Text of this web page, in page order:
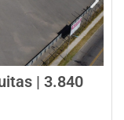
| 3.840